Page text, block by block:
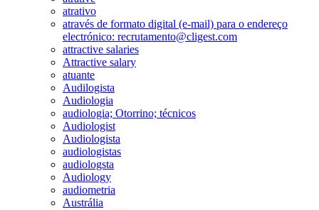
atrativo
através de formato digital (e-mail) para o endereço
electrónico: recrutamento@cligest.com
attractive salaries
Attractive salary
atuante
Audilogista
Audiologia
audiologia; Otorrino; técnicos
Audiologist
Audiologista
audiologistas
audiologsta
Audiology
audiometria
Austrália